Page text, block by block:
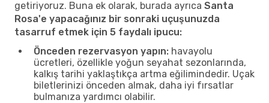
getiriyoruz. Buna ek olarak, burada ayrıca Santa
Rosa'e yapacağınız bir sonraki uçuşunuzda
tasarruf etmek için 5 faydalı ipucu:
Önceden rezervasyon yapın: havayolu
ücretleri, özellikle yoğun seyahat sezonlarında,
kalkış tarihi yaklaştıkça artma eğilimindedir. Uçak
biletlerinizi önceden almak, daha iyi fırsatlar
bulmanıza yardımcı olabilir.